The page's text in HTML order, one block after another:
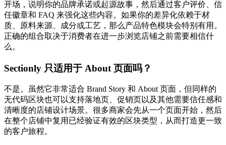
开场，说明你的品牌承诺或起源故事，然后通过客户评价、信
任徽章和 FAQ 来强化这些内容。如果你的差异化依赖于材
质、原料来源、成分或工艺，那么产品特色模块会特别有用。
正确的组合取决于消费者在进一步浏览店铺之前需要相信什
么。
Sectionly 只适用于 About 页面吗？
不是。虽然它非常适合 Brand Story 和 About 页面，但同样的
无代码区块也可以支持落地页、促销页以及其他需要信任感和
清晰度的店铺设计场景。很多商家会先从一个页面开始，然后
在整个店铺中复用已经验证有效的区块类型，从而打造更一致
的客户旅程。